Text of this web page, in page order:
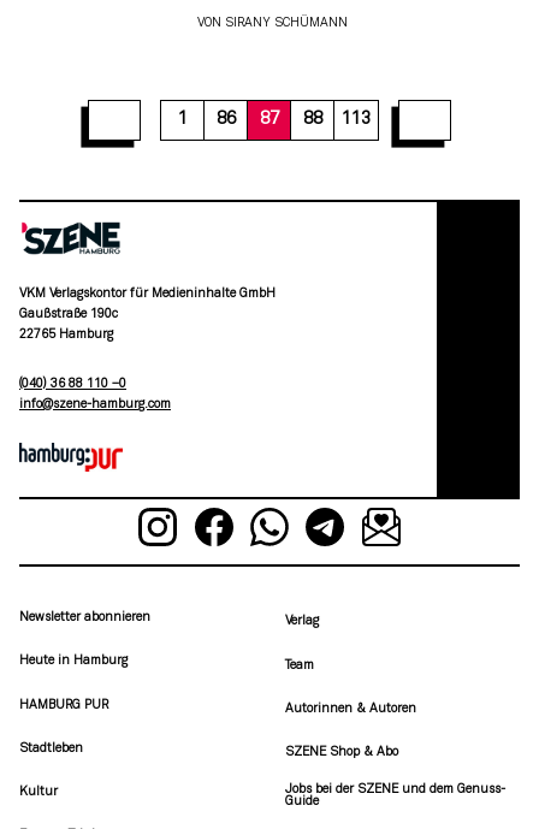
VON SIRANY SCHÜMANN
1 86 87 88 113
93 9596 9899100 101
VKM Verlagskontor für Medieninhalte GmbH
Gaußstraße 190c
22765 Hamburg
(040) 36 88 110 –0
moc.grubmah-enezs@ofni
Newsletter abonnieren
Heute in Hamburg
HAMBURG PUR
Stadtleben
Kultur
Verlag
Team
Autorinnen & Autoren
SZENE Shop & Abo
Jobs bei der SZENE und dem Genuss-
Guide